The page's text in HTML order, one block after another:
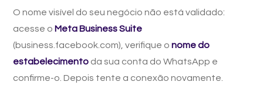
O nome visível do seu negócio não está validado:
acesse o Meta Business Suite
(business.facebook.com), verifique o nome do
estabelecimento da sua conta do WhatsApp e
confirme-o. Depois tente a conexão novamente.